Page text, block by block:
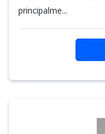
principalme...